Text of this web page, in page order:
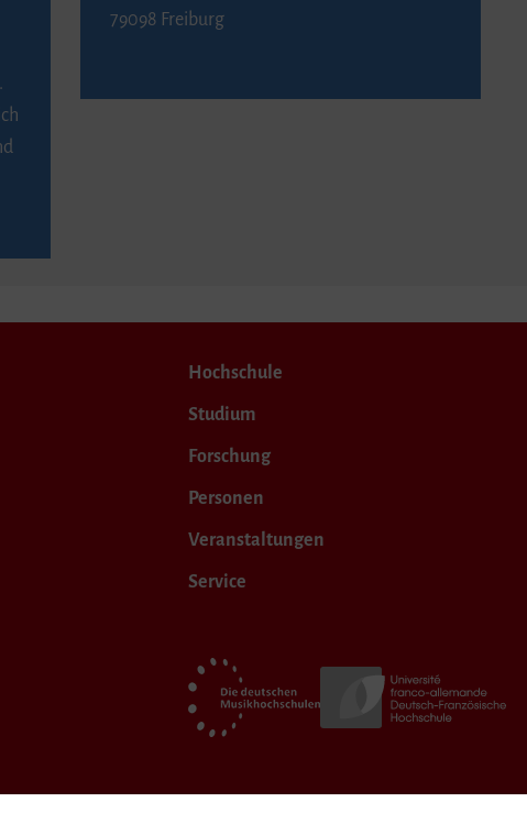
79098 Freiburg
Hochschule
Studium
Forschung
Personen
Veranstaltungen
Service